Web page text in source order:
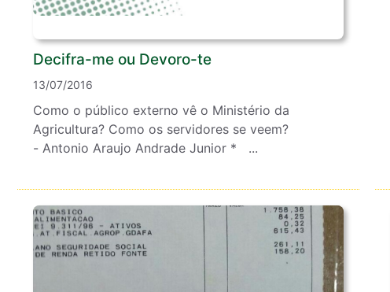
Decifra-me ou Devoro-te
13/07/2016
Como o público externo vê o Ministério da
Agricultura? Como os servidores se veem?
- Antonio Araujo Andrade Junior * ...